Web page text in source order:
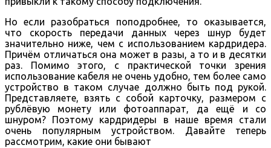
Но если разобраться поподробнее, то оказывается,
что скорость передачи данных через шнур будет
значительно ниже, чем с использованием кардридера.
Причём отличаться она может в разы, а то и в десятки
раз. Помимо этого, с практической точки зрения
использование кабеля не очень удобно, тем более само
устройство в таком случае должно быть под рукой.
Представляете, взять с собой карточку, размером с
рублёвую монету или фотоаппарат, да ещё и со
шнуром? Поэтому кардридеры в наше время стали
очень популярным устройством. Давайте теперь
рассмотрим, какие они бывают